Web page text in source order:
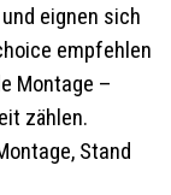
eignen sich
empfehlen
Montage –
zählen.
Stand